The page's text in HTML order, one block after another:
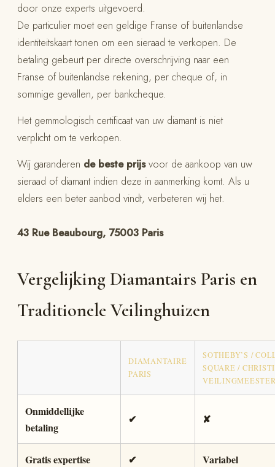
door onze experts uitgevoerd.
De particulier moet een geldige Franse of buitenlandse
identiteitskaart tonen om een sieraad te verkopen. De
betaling gebeurt per directe overschrijving naar een
Franse of buitenlandse rekening, per cheque of, in
sommige gevallen, per bankcheque.
Het gemmologisch certificaat van uw diamant is niet
verplicht om te verkopen.
Wij garanderen de beste prijsvoor de aankoop van uw
sieraad of diamant indien deze in aanmerking komt. Als u
elders een beter aanbod vindt, verbeteren wij het.
43 Rue Beaubourg, 75003 Paris
Vergelijking Diamantairs Paris en
Traditionele Veilinghuizen
DIAMANTAIRE
PARIS
SOTHEBY’S /
SQUARE /
Onmiddellijke
betaling
✔ ✘
Gratis expertise ✔ Variabel